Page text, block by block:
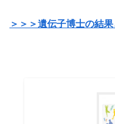
＞＞＞遺伝子博士の結